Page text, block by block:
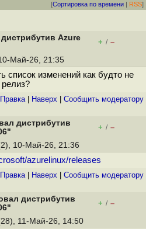
[Сортировка по времени | RSS]
Azure
+ / –
Май-26, 21:35
список изменений как будто не
Правка| Наверх Cообщить модератору
дистрибутив
+ / –
10-Май-26, 21:36
azurelinux/releases
Правка| Наверх Cообщить модератору
дистрибутив
+ / –
11-Май-26, 14:50